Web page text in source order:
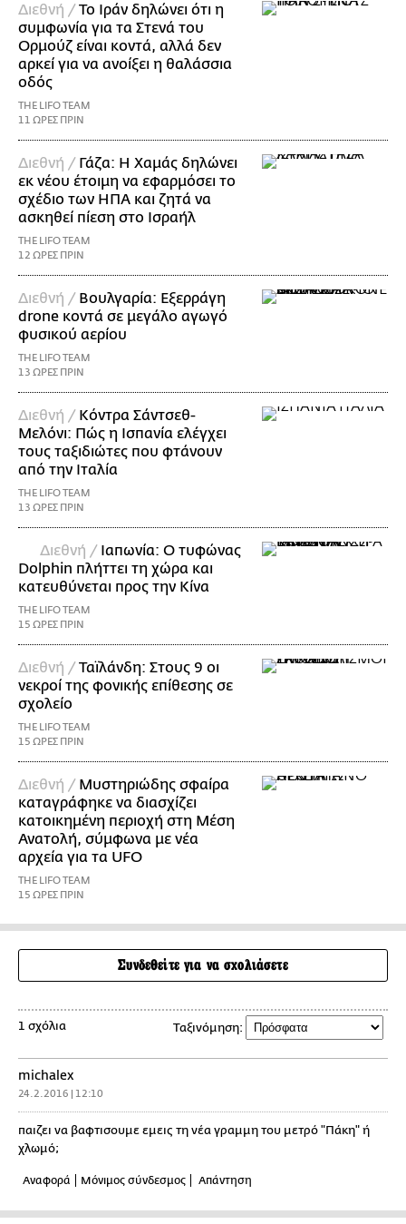
Διεθνή /Το Ιράν δηλώνει ότι η
συμφωνία για τα Στενά του
Ορμούζ είναι κοντά, αλλά δεν
αρκεί για να ανοίξει η θαλάσσια
οδός
THE LIFO TEAM
11 ΩΡΕΣ ΠΡΙΝ
Διεθνή / Γάζα: Η Χαμάς δηλώνει
εκ νέου έτοιμη να εφαρμόσει το
σχέδιο των ΗΠΑ και ζητά να
ασκηθεί πίεση στο Ισραήλ
THE LIFO TEAM
12 ΩΡΕΣ ΠΡΙΝ
Διεθνή / Βουλγαρία: Εξερράγη
drone κοντά σε μεγάλο αγωγό
φυσικού αερίου
THE LIFO TEAM
13 ΩΡΕΣ ΠΡΙΝ
Διεθνή / Κόντρα Σάντσεθ-
Μελόνι: Πώς η Ισπανία ελέγχει
τους ταξιδιώτες που φτάνουν
από την Ιταλία
THE LIFO TEAM
13 ΩΡΕΣ ΠΡΙΝ
Διεθνή / Ιαπωνία: Ο τυφώνας
Dolphin πλήττει τη χώρα και
κατευθύνεται προς την Κίνα
THE LIFO TEAM
15 ΩΡΕΣ ΠΡΙΝ
Διεθνή /Ταϊλάνδη: Στους 9 οι
νεκροί της φονικής επίθεσης σε
σχολείο
THE LIFO TEAM
15 ΩΡΕΣ ΠΡΙΝ
Διεθνή / Μυστηριώδης σφαίρα
καταγράφηκε να διασχίζει
κατοικημένη περιοχή στη Μέση
Ανατολή, σύμφωνα με νέα
αρχεία για τα UFO
THE LIFO TEAM
15 ΩΡΕΣ ΠΡΙΝ
Συνδεθείτε για να σχολιάσετε
1 σχόλια Ταξινόμηση:
michalex
24.2.2016 | 12:10
παιζει να βαφτισουμε εμεις τη νέα γραμμη του μετρό "Πάκη" ή
χλωμό;
Αναφορά Μόνιμος σύνδεσμος Απάντηση